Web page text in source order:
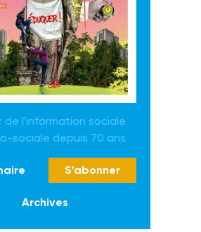
de l'information sociale
sociale depuis 70 ans
S'abonner
Archives